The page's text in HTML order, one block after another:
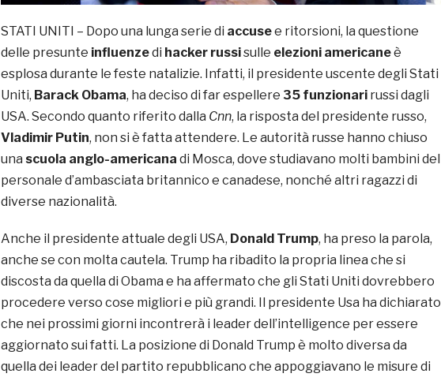
STATI UNITI – Dopo una lunga serie di accusee ritorsioni, la questione
delle presunte influenzedi hacker russisulle elezioni americaneè
esplosa durante le feste natalizie. Infatti, il presidente uscente degli Stati
Uniti, Barack Obama, ha deciso di far espellere 35 funzionari russi dagli
USA. Secondo quanto riferito dalla Cnn, la risposta del presidente russo,
Vladimir Putin, non si è fatta attendere. Le autorità russe hanno chiuso
una scuola anglo-americana di Mosca, dove studiavano molti bambini del
personale d’ambasciata britannico e canadese, nonché altri ragazzi di
diverse nazionalità.
Anche il presidente attuale degli USA, Donald Trump, ha preso la parola,
anche se con molta cautela. Trump ha ribadito la propria linea che si
discosta da quella di Obama e ha affermato che gli Stati Uniti dovrebbero
procedere verso cose migliori e più grandi. Il presidente Usa ha dichiarato
che nei prossimi giorni incontrerà i leader dell’intelligence per essere
aggiornato sui fatti. La posizione di Donald Trump è molto diversa da
quella dei leader del partito repubblicano che appoggiavano le misure di